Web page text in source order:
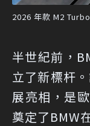
2026 年款 M2
半世紀前，
立了新標杆
展亮相，是
奠定了BMW